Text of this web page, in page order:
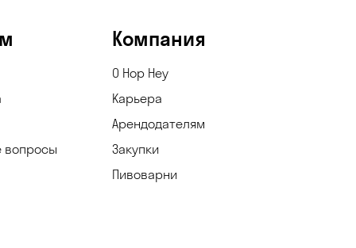
вопросы
Компания
О Hop Hey
Карьера
Арендодателям
Закупки
Пивоварни